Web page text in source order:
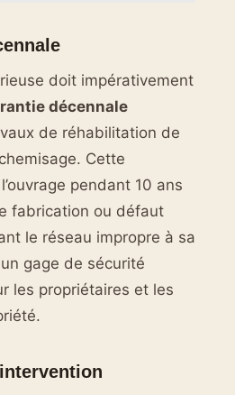
doit impérativement
décennale
de réhabilitation de
Cette
pendant 10 ans
fabrication ou défaut
le réseau impropre à sa
gage de sécurité
les propriétaires et les